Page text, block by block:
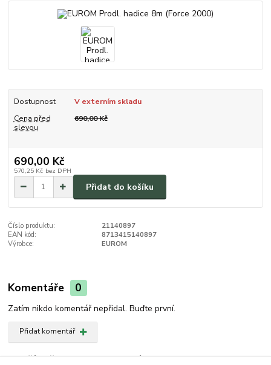
Dostupnost
V externím skladu
Cena před
slevou
690,00 Kč
690,00 Kč
570,25 Kč bez DPH
Přidat do košíku
Číslo produktu:
21140897
EAN kód:
8713415140897
Výrobce:
EUROM
Komentáře 0
Zatím nikdo komentář nepřidal. Buďte první.
Přidat komentář
Zboží zařazeno v kategoriích